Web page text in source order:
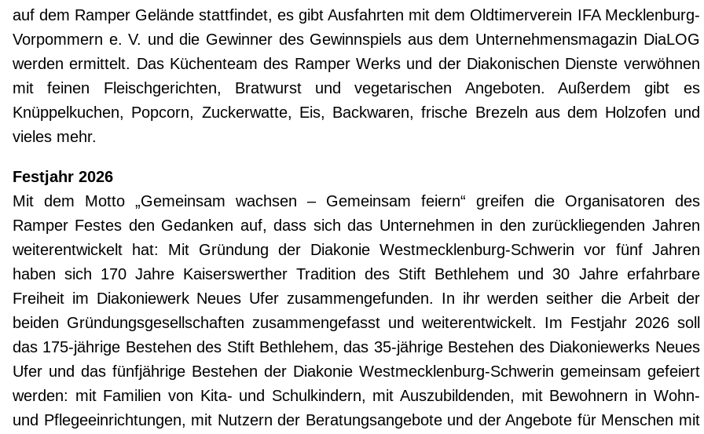
auf dem Ramper Gelände stattfindet, es gibt Ausfahrten mit dem Oldtimerverein IFA Mecklenburg-
Vorpommern e. V. und die Gewinner des Gewinnspiels aus dem Unternehmensmagazin DiaLOG
werden ermittelt. Das Küchenteam des Ramper Werks und der Diakonischen Dienste verwöhnen
mit feinen Fleischgerichten, Bratwurst und vegetarischen Angeboten. Außerdem gibt es
Knüppelkuchen, Popcorn, Zuckerwatte, Eis, Backwaren, frische Brezeln aus dem Holzofen und
vieles mehr.
Festjahr 2026
Mit dem Motto „Gemeinsam wachsen – Gemeinsam feiern“ greifen die Organisatoren des
Ramper Festes den Gedanken auf, dass sich das Unternehmen in den zurückliegenden Jahren
weiterentwickelt hat: Mit Gründung der Diakonie Westmecklenburg-Schwerin vor fünf Jahren
haben sich 170 Jahre Kaiserswerther Tradition des Stift Bethlehem und 30 Jahre erfahrbare
Freiheit im Diakoniewerk Neues Ufer zusammengefunden. In ihr werden seither die Arbeit der
beiden Gründungsgesellschaften zusammengefasst und weiterentwickelt. Im Festjahr 2026 soll
das 175-jährige Bestehen des Stift Bethlehem, das 35-jährige Bestehen des Diakoniewerks Neues
Ufer und das fünfjährige Bestehen der Diakonie Westmecklenburg-Schwerin gemeinsam gefeiert
werden: mit Familien von Kita- und Schulkindern, mit Auszubildenden, mit Bewohnern in Wohn-
und Pflegeeinrichtungen, mit Nutzern der Beratungsangebote und der Angebote für Menschen mit